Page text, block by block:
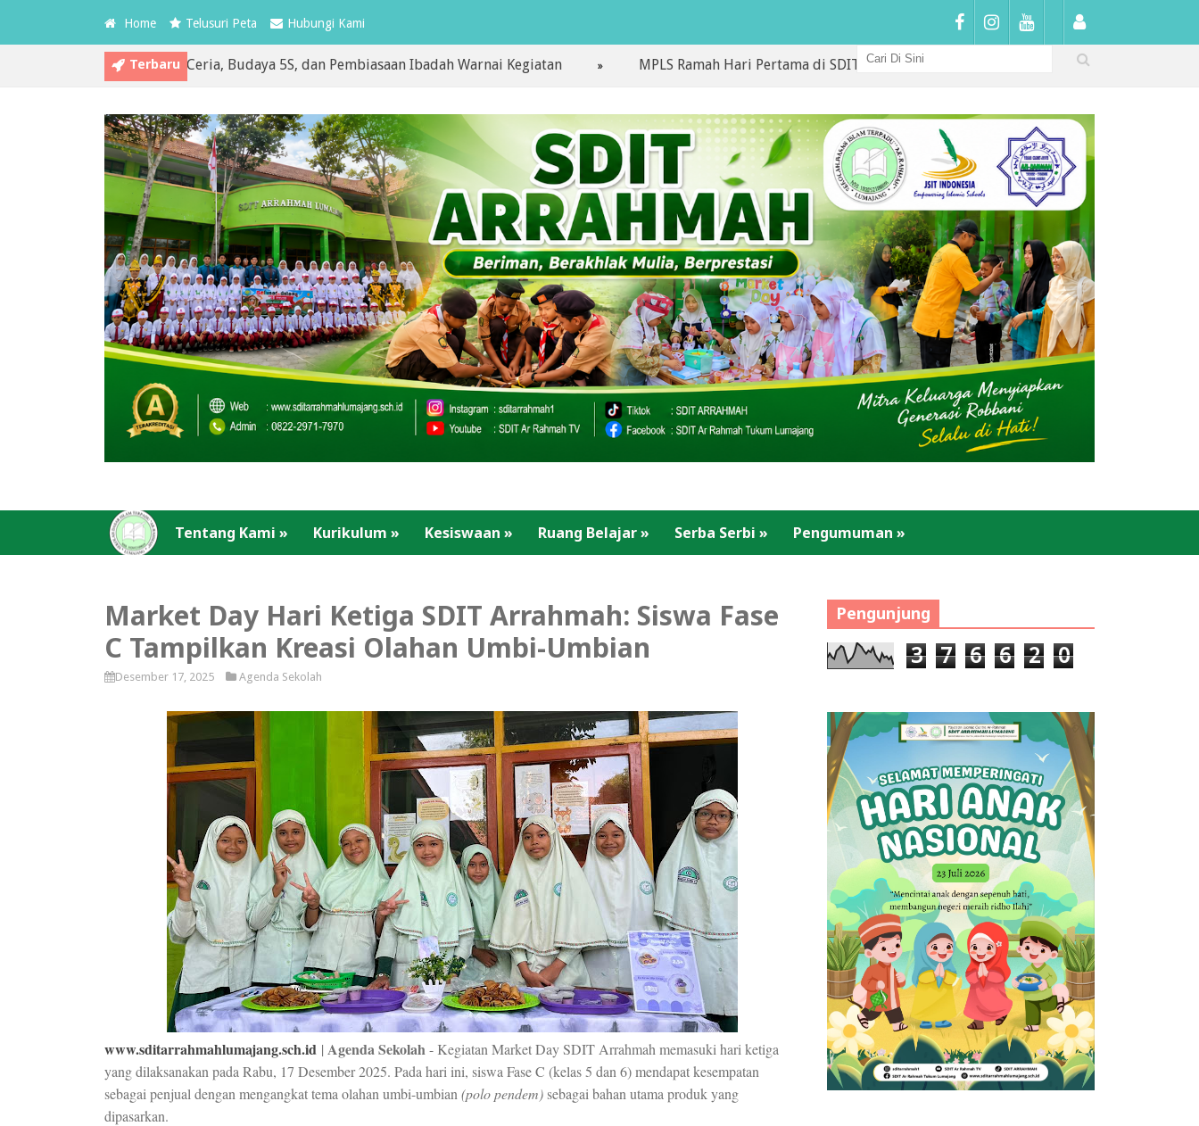
Home Telusuri Peta Hubungi Kami
Terbaru
Senam Ceria, Budaya 5S, dan Pembiasaan Ibadah Warnai Kegiatan MPLS Ramah Hari Pertama di SDIT Arrahmah: Sambutan Hangat, Penguatan Karakter, dan Awal
Tentang Kami » Kurikulum » Kesiswaan » Ruang Belajar» Serba Serbi » Pengumuman »
Market Day Hari Ketiga SDIT Arrahmah: Siswa Fase
C Tampilkan Kreasi Olahan Umbi-Umbian
Desember 17, 2025 Agenda Sekolah
www.sditarrahmahlumajang.sch.id | Agenda Sekolah- Kegiatan Market Day SDIT Arrahmah memasuki hari ketiga
yang dilaksanakan pada Rabu, 17 Desember 2025. Pada hari ini, siswa Fase C (kelas 5 dan 6) mendapat kesempatan
sebagai penjual dengan mengangkat tema olahan umbi-umbian (polo pendem)sebagai bahan utama produk yang
dipasarkan.
Pengunjung
3 7 6 6 2 0